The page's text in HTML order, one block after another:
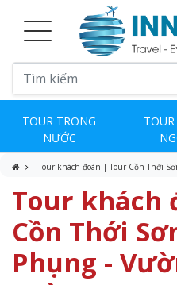
TOUR TRONG
NƯỚC
Tour khách đoàn | Tour Cồn Thới
Tour khách
Cồn Thới
Phụng -